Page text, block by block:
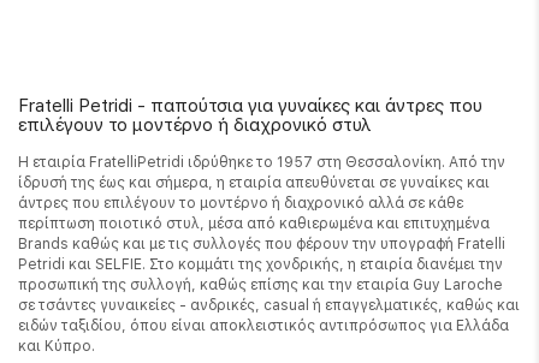
Fratelli Petridi - παπούτσια για γυναίκες και άντρες που
επιλέγουν το μοντέρνο ή διαχρονικό στυλ
Η εταιρία FratelliPetridi ιδρύθηκε το 1957 στη Θεσσαλονίκη. Από την
ίδρυσή της έως και σήμερα, η εταιρία απευθύνεται σε γυναίκες και
άντρες που επιλέγουν το μοντέρνο ή διαχρονικό αλλά σε κάθε
περίπτωση ποιοτικό στυλ, μέσα από καθιερωμένα και επιτυχημένα
Brands καθώς και με τις συλλογές που φέρουν την υπογραφή Fratelli
Petridi και SELFIE. Στο κομμάτι της χονδρικής, η εταιρία διανέμει την
προσωπική της συλλογή, καθώς επίσης και την εταιρία Guy Laroche
σε τσάντες γυναικείες - ανδρικές, casual ή επαγγελματικές, καθώς και
ειδών ταξιδίου, όπου είναι αποκλειστικός αντιπρόσωπος για Ελλάδα
και Κύπρο.